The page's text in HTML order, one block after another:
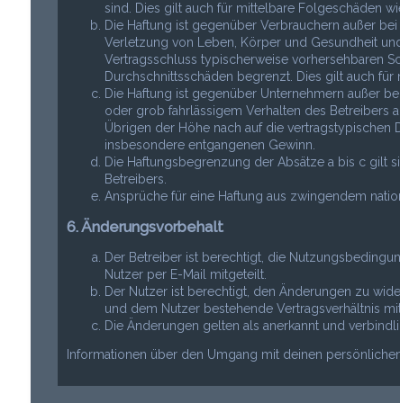
sind. Dies gilt auch für mittelbare Folgeschäden
Die Haftung ist gegenüber Verbrauchern außer
Verletzung von Leben, Körper und Gesundheit
Vertragsschluss typischerweise vorhersehbaren
Durchschnittsschäden begrenzt. Dies gilt auch
Die Haftung ist gegenüber Unternehmern außer
oder grob fahrlässigem Verhalten des Betreibers
Übrigen der Höhe nach auf die vertragstypischen
insbesondere entgangenen Gewinn.
Die Haftungsbegrenzung der Absätze a bis c gilt
Betreibers.
Ansprüche für eine Haftung aus zwingendem
6. Änderungsvorbehalt
Der Betreiber ist berechtigt, die
Nutzer per E-Mail mitgeteilt.
Der Nutzer ist berechtigt, den Änderungen zu
und dem Nutzer bestehende Vertragsverhältnis
Die Änderungen gelten als anerkannt und
Informationen über den Umgang mit deinen